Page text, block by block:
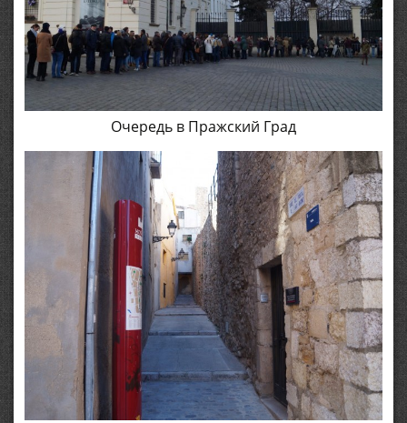
Очередь в Пражский Град